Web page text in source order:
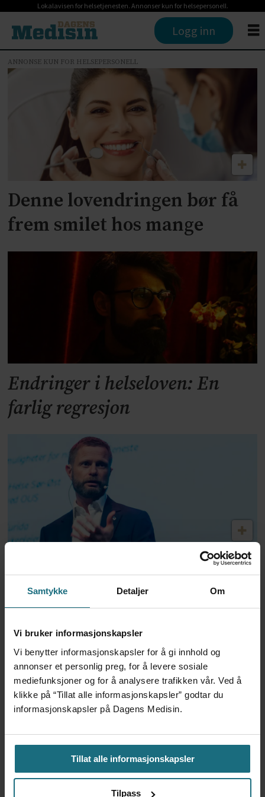
Samtykke Detaljer Om
Vi bruker informasjonskapsler
Vi benytter informasjonskapsler for å gi innhold og
annonser et personlig preg, for å levere sosiale
mediefunksjoner og for å analysere trafikken vår. Ved å
klikke på “Tillat alle informasjonskapsler” godtar du
informasjonskapsler på Dagens Medisin.
Tillat alle informasjonskapsler
Tilpass
Lokalavisen for helsetjenesten. Annonser kun for helsepersonell.
Logg inn
helselovgivning
ANNONSE KUN FOR HELSEPERSONELL
Denne lovendringen bør få
frem smilet hos mange
Endringer i helseloven: En
farlig regresjon
Mener «sex, rus og rock 'n'
roll» er de eneste tilfellene
hvor enkeltpersoner skal få
reaksjoner